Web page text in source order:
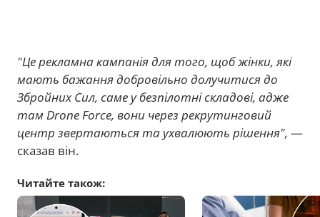
"Це рекламна кампанія для того, щоб жінки, які
мають бажання добровільно долучитися до
Збройних Сил, саме у безпілотні складові, адже
там Drone Force, вони через рекрутинговий
центр звертаються та ухвалюють рішення", —
сказав він.
Читайте також: